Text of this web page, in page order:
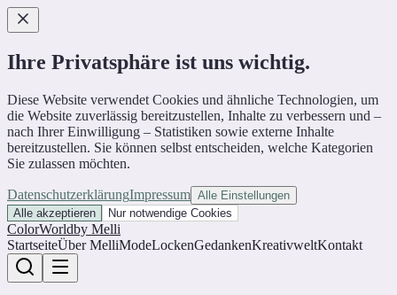
Ihre Privatsphäre ist uns wichtig.
Diese Website verwendet Cookies und ähnliche Technologien, um
die Website zuverlässig bereitzustellen, Inhalte zu verbessern und –
nach Ihrer Einwilligung – Statistiken sowie externe Inhalte
bereitzustellen. Sie können selbst entscheiden, welche Kategorien
Sie zulassen möchten.
DatenschutzerklärungImpressum Alle Einstellungen
Alle akzeptieren
Nur notwendige Cookies
ColorWorldby Melli
StartseiteÜber MelliModeLockenGedankenKreativweltKontakt